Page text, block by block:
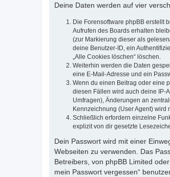
Deine Daten werden auf vier
Die Forensoftware phpBB erstellt
Aufrufen des Boards erhalten
(zur Markierung dieser als
deine Benutzer-ID, ein
„Alle Cookies löschen“ löschen.
Weiterhin werden die Daten
eine E-Mail-Adresse und ein
Wenn du einen Beitrag oder eine
diesen Fällen wird auch deine IP-
Umfragen), Änderungen an
Kennzeichnung (User Agent) wird
Schließlich erfordern einzelne
explizit von dir gesetzte
Dein Passwort wird mit einer
Webseiten zu verwenden. Das
Betreibers, von phpBB Limited
mein Passwort vergessen“